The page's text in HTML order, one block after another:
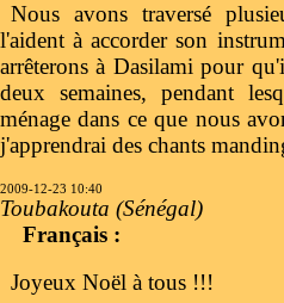
Nous avons traversé
l'aident à accorder son
arrêterons à Dasilami pour
deux semaines, pendant
ménage dans ce que nous
j'apprendrai des chants
2009-12-23 10:40
Toubakouta (Sénégal)
Français :
Joyeux Noël à tous !!!